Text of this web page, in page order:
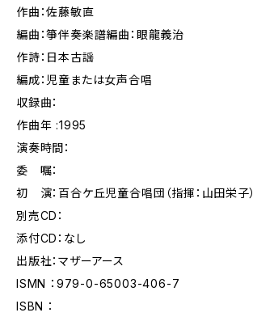
作曲：佐藤敏直
編曲：箏伴奏楽譜編曲：眼龍義治
作詩：日本古謡
編成：児童または女声合唱
収録曲：
作曲年 :1995
演奏時間：
委 嘱：
初 演：百合ケ丘児童合唱団（指揮：山田栄子）
別売CD：
添付CD：なし
出版社：マザーアース
ISMN ：979-0-65003-406-7
ISBN ：